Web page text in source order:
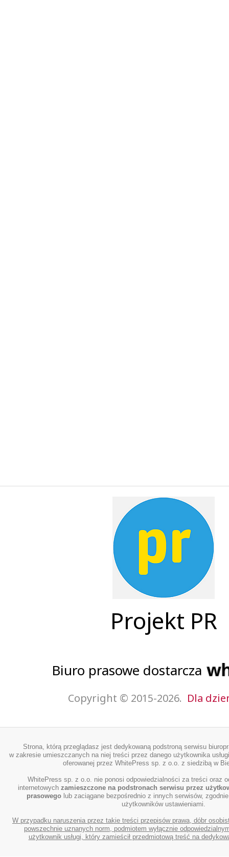
Projekt PR
Biuro prasowe dostarcza
Copyright © 2015-2026. Dla
Strona, którą przeglądasz jest dedykowaną podstroną serwisu
w zakresie umieszczanych na niej treści przez danego użytkownika
oferowanej przez WhitePress sp. z o.o. z siedzibą w
WhitePress sp. z o.o. nie ponosi odpowiedzialności za treści oraz
internetowych zamieszczone na podstronach serwisu przez
prasowegolub zaciągane bezpośrednio z innych serwisów,
użytkowników ustawieniami.
W przypadku naruszenia przez takie treści przepisów prawa, dóbr
powszechnie uznanych norm, podmiotem wyłącznie
użytkownik usługi, który zamieścił przedmiotową treść na